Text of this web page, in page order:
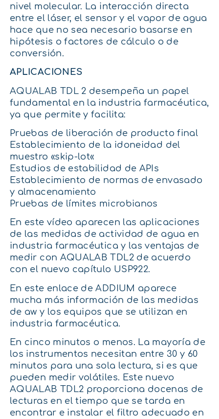
nivel molecular. La interacción directa
entre el láser, el sensor y el vapor de agua
hace que no sea necesario basarse en
hipótesis o factores de cálculo o de
conversión.
APLICACIONES
AQUALAB TDL 2 desempeña un papel
fundamental en la industria farmacéutica,
ya que permite y facilita:
Pruebas de liberación de producto final
Establecimiento de la idoneidad del
muestro «skip-lot«
Estudios de estabilidad de APIs
Establecimiento de normas de envasado
y almacenamiento
Pruebas de límites microbianos
En este vídeo aparecen las aplicaciones
de las medidas de actividad de agua en
industria farmacéutica y las ventajas de
medir con AQUALAB TDL2 de acuerdo
con el nuevo capítulo USP922.
En este enlace de ADDIUM aparece
mucha más información de las medidas
de aw y los equipos que se utilizan en
industria farmacéutica.
En cinco minutos o menos. La mayoría de
los instrumentos necesitan entre 30 y 60
minutos para una sola lectura, si es que
pueden medir volátiles. Este nuevo
AQUALAB TDL2 proporciona docenas de
lecturas en el tiempo que se tarda en
encontrar e instalar el filtro adecuado en